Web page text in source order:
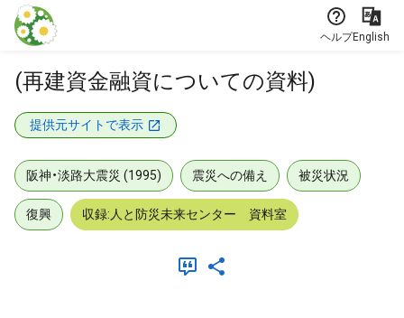
本文に飛ぶ
ヘルプEnglish
(再建資金融資についての資料)
提供元サイトで表示
阪神・淡路大震災 (1995) 震災への備え 被災状況
復興 収録:人と防災未来センター 資料室